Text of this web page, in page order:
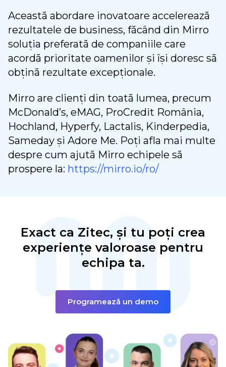
Această abordare inovatoare accelerează
rezultatele de business, făcând din Mirro
soluția preferată de companiile care
acordă prioritate oamenilor și își doresc să
obțină rezultate excepționale.
Mirro are clienți din toată lumea, precum
McDonald’s, eMAG, ProCredit România,
Hochland, Hyperfy, Lactalis, Kinderpedia,
Sameday și Adore Me. Poți afla mai multe
despre cum ajută Mirro echipele să
prospere la: https://mirro.io/ro/
Exact ca Zitec, și tu poți crea
experiențe valoroase pentru
echipa ta.
Programează un demo